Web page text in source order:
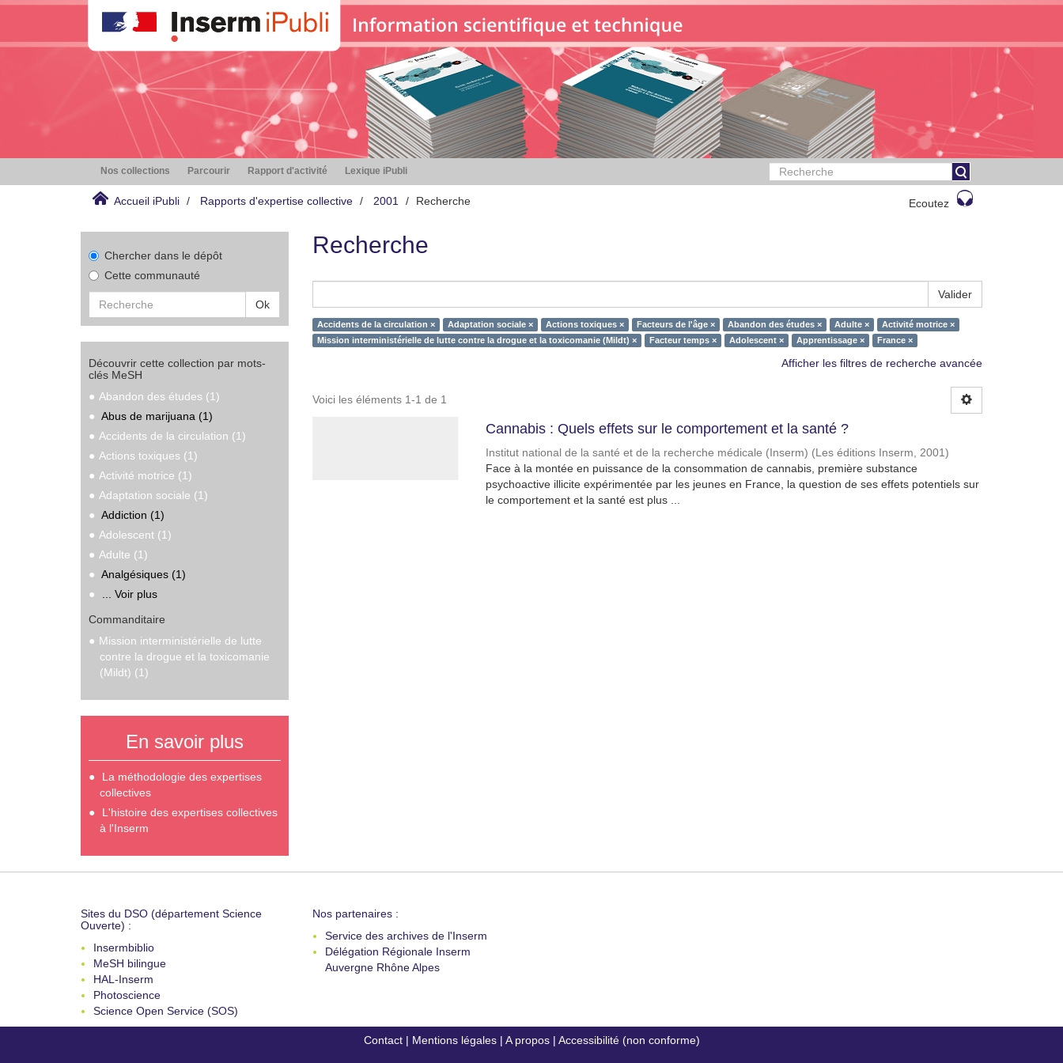
Nos collections Parcourir Rapport d'activité Lexique iPubli
Accueil iPubli Rapports d'expertise collective 2001 Recherche Ecoutez
Chercher dans le dépôt
Cette communauté
Ok
Découvrir cette collection par mots-
clés MeSH
Abandon des études (1)
Abus de marijuana (1)
Accidents de la circulation (1)
Actions toxiques (1)
Activité motrice (1)
Adaptation sociale (1)
Addiction (1)
Adolescent (1)
Adulte (1)
Analgésiques (1)
... Voir plus
Commanditaire
Mission interministérielle de lutte
contre la drogue et la toxicomanie
(Mildt) (1)
En savoir plus
La méthodologie des expertises
collectives
L'histoire des expertises collectives
à l'Inserm
Recherche
Valider
Accidents de la circulation × Adaptation sociale × Actions toxiques × Facteurs de l'âge × Abandon des études × Adulte ×
Activité motrice ×
Mission interministérielle de lutte contre la drogue et la toxicomanie (Mildt) ×
Facteur temps × Adolescent × Apprentissage × France ×
Afficher les filtres de recherche avancée
Voici les éléments 1-1 de 1
Cannabis : Quels effets sur le comportement et la santé ?
Institut national de la santé et de la recherche médicale (Inserm) (Les éditions Inserm, 2001)
Face à la montée en puissance de la consommation de cannabis, première substance
psychoactive illicite expérimentée par les jeunes en France, la question de ses effets potentiels sur
le comportement et la santé est plus ...
Sites du DSO (département Science
Ouverte) :
Insermbiblio
MeSH bilingue
HAL-Inserm
Photoscience
Science Open Service (SOS)
Nos partenaires :
Service des archives de l'Inserm
Délégation Régionale Inserm
Auvergne Rhône Alpes
Contact| Mentions légales| A propos| Accessibilité (non conforme)